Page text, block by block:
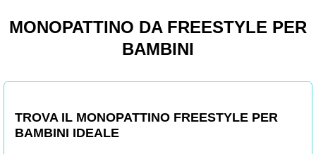
MONOPATTINO DA FREESTYLE PER
BAMBINI
TROVA IL MONOPATTINO FREESTYLE PER
BAMBINI IDEALE